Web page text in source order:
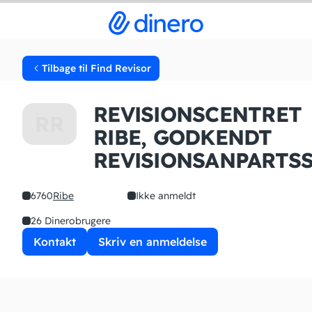
Tilbage til Find Revisor
REVISIONSCENTRET
RIBE, GODKENDT
6760Ribe
Ikke anmeldt
26 Dinerobrugere
Kontakt Skriv en anmeldelse